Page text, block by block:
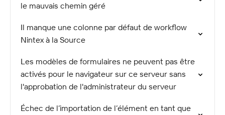
le mauvais chemin géré
Il manque une colonne par défaut de workflow
Nintex à la Source
Les modèles de formulaires ne peuvent pas être
activés pour le navigateur sur ce serveur sans
l'approbation de l'administrateur du serveur
Échec de l’importation de l’élément en tant que